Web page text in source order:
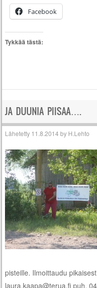
Facebook
Tykkää tästä:
JA DUUNIA PIISAA….
Lähetetty 11.8.2014 by H.Lehto
pisteille. Ilmoittaudu
laura.kaapa@terua.fi puh.